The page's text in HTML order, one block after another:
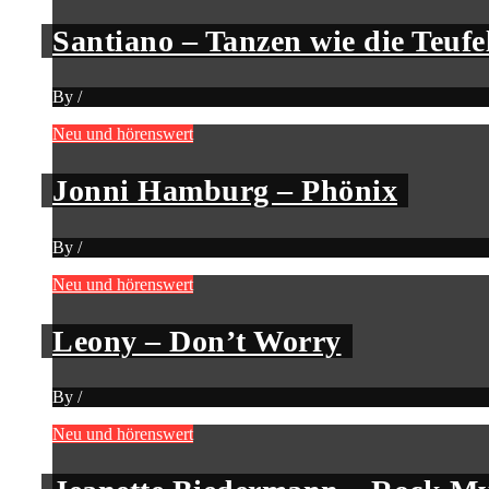
Santiano – Tanzen wie die
By /
Neu und hörenswert
Jonni Hamburg – Phönix
By /
Neu und hörenswert
Leony – Don’t Worry
By /
Neu und hörenswert